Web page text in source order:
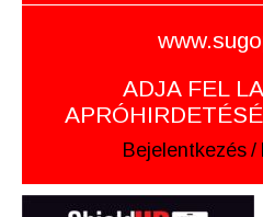
ADJA FEL
Bejelentkezés /